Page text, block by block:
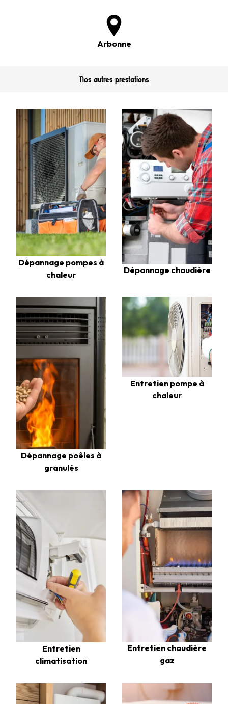
Arbonne
Nos autres prestations
Dépannage pompes à
chaleur
Dépannage chaudière
Dépannage poêles à
granulés
Entretien pompe à
chaleur
Entretien
climatisation
Entretien chaudière
gaz